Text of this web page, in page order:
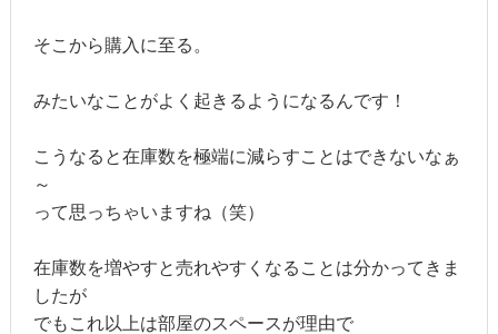
そこから購入に至る。
みたいなことがよく起きるようになるんです！
こうなると在庫数を極端に減らすことはできないなぁ
～
って思っちゃいますね（笑）
在庫数を増やすと売れやすくなることは分かってきま
したが
でもこれ以上は部屋のスペースが理由で